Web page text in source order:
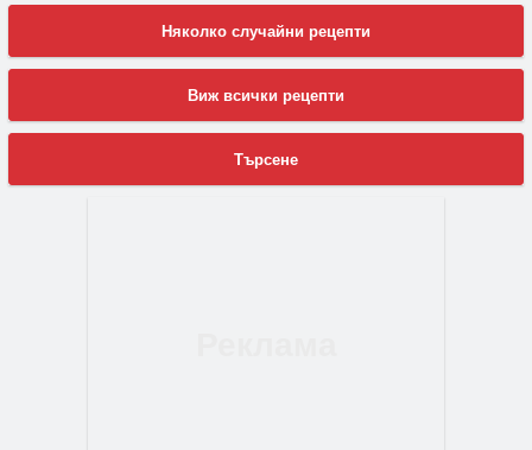
Няколко случайни рецепти
Виж всички рецепти
Търсене